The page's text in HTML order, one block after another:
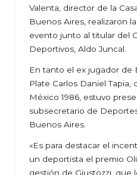
Valenta, director de la
Buenos Aires, realizaron
evento junto al titular del
Deportivos, Aldo Juncal.
En tanto el ex jugador de
Plate Carlos Daniel
México 1986, estuvo
subsecretario de
Buenos Aires.
«Es para destacar el
un deportista el premio
gestión de Giustozzi, que